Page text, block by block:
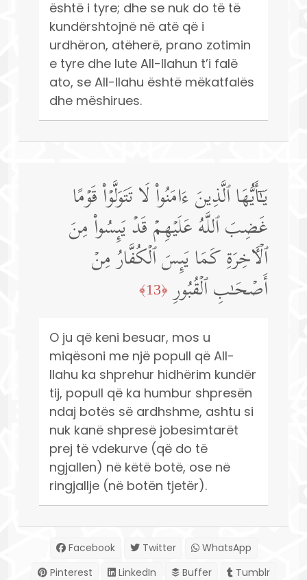
është i tyre; dhe se nuk do të të
kundërshtojnë në atë që i
urdhëron, atëherë, prano zotimin
e tyre dhe lute All-llahun t’i falë
ato, se All-llahu është mëkatfalës
dhe mëshirues.
یَـٰۤأَیُّهَا ٱلَّذِینَ ءَامَنُوا۟ لَا تَتَوَلَّوۡا۟ قَوۡمًا
غَضِبَ ٱللَّهُ عَلَیۡهِمۡ قَدۡ یَىِٕسُوا۟ مِنَ
ٱلۡـَٔاخِرَةِ كَمَا یَىِٕسَ ٱلۡكُفَّارُ مِنۡ
أَصۡحَـٰبِ ٱلۡقُبُورِ ﴿13﴾
O ju që keni besuar, mos u
miqësoni me një popull që All-
llahu ka shprehur hidhërim kundër
tij, popull që ka humbur shpresën
ndaj botës së ardhshme, ashtu si
nuk kanë shpresë jobesimtarët
prej të vdekurve (që do të
ngjallen) në këtë botë, ose në
ringjallje (në botën tjetër).
Facebook Twitter
WhatsApp
Pinterest
LinkedIn Buffer
Tumblr